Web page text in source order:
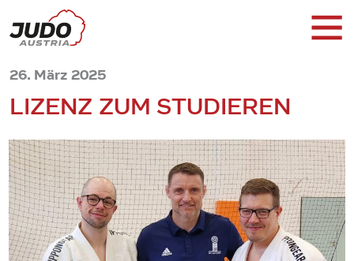
26. März 2025
LIZENZ ZUM STUDIEREN